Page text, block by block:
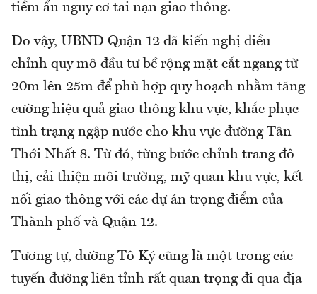
tiềm ẩn nguy cơ tai nạn giao thông.
Do vậy, UBND Quận 12 đã kiến nghị điều
chỉnh quy mô đầu tư bề rộng mặt cắt ngang từ
20m lên 25m để phù hợp quy hoạch nhằm tăng
cường hiệu quả giao thông khu vực, khắc phục
tình trạng ngập nước cho khu vực đường Tân
Thới Nhất 8. Từ đó, từng bước chỉnh trang đô
thị, cải thiện môi trường, mỹ quan khu vực, kết
nối giao thông với các dự án trọng điểm của
Thành phố và Quận 12.
Tương tự, đường Tô Ký cũng là một trong các
tuyến đường liên tỉnh rất quan trọng đi qua địa